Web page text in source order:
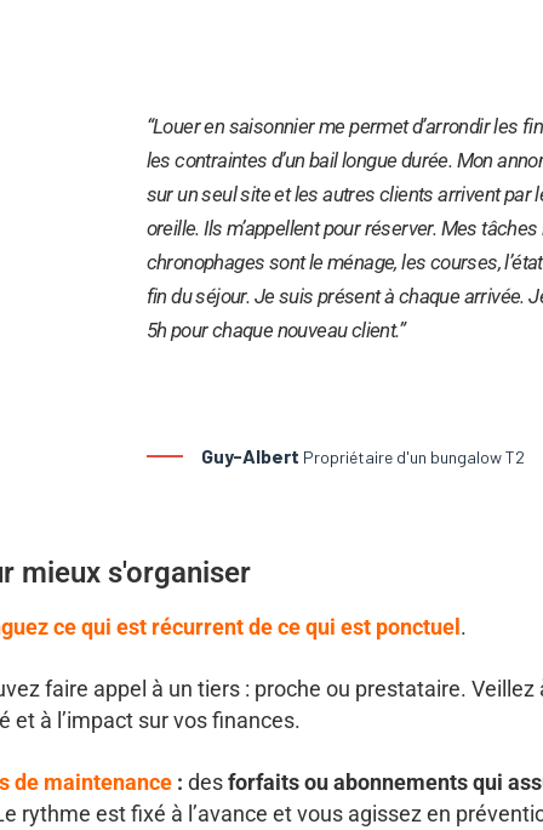
“Louer en saisonnier me permet d’arrondir les
les contraintes d’un bail longue durée. Mon
sur un seul site et les autres clients arrivent par
oreille. Ils m’appellent pour réserver. Mes
chronophages sont le ménage, les courses,
fin du séjour. Je suis présent à chaque arrivée.
5h pour chaque nouveau client.”
Guy-Albert Propriétaire d'un bungalow T2
mieux s'organiser
ce qui est récurrentdece qui est ponctuel .
faire appel à un tiers : proche ou prestataire. Veillez
et à l’impact sur vos finances.
de maintenance : desforfaits ou abonnements qui
rythme est fixé à l’avance et vous agissez en